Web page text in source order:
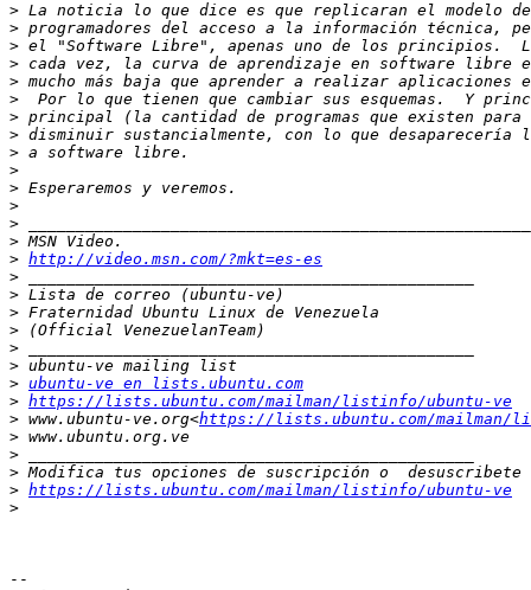
>
>
>
>
>
>
>
>
>
>
>
>
>
>
> http://video.msn.com/?mkt=es-es
>
>
>
>
>
>
> ubuntu-ve en lists.ubuntu.com
> https://lists.ubuntu.com/mailman/listinfo/ubuntu-ve
> www.ubuntu-ve.org<https://lists.ubuntu.com/mailman/
>
>
>
> https://lists.ubuntu.com/mailman/listinfo/ubuntu-ve
>
--